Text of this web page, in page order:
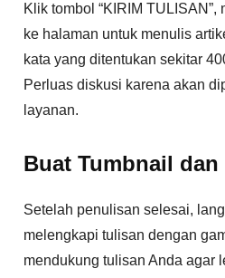
Klik tombol “KIRIM
ke halaman untuk menulis
kata yang ditentukan sekitar
Perluas diskusi karena akan
layanan.
Buat Tumbnail
Setelah penulisan selesai,
melengkapi tulisan dengan
mendukung tulisan Anda agar